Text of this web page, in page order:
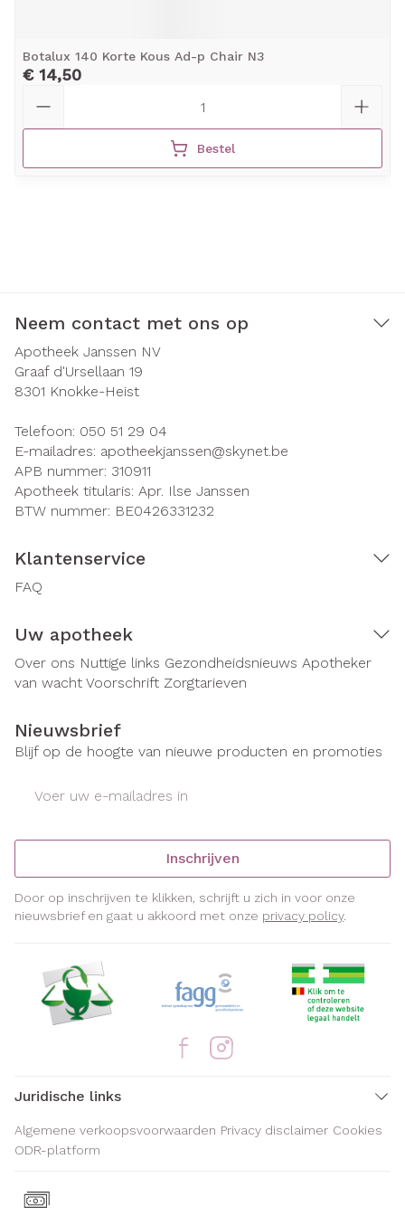
Botalux 140 Korte Kous Ad-p Chair N3
€ 14,50
Bestel
Neem contact met ons op
Apotheek Janssen NV
Graaf d'Ursellaan 19
8301 Knokke-Heist
Telefoon: 050 51 29 04
E-mailadres: apotheekjanssen@skynet.be
APB nummer: 310911
Apotheek titularis: Apr. Ilse Janssen
BTW nummer: BE0426331232
Klantenservice
FAQ
Uw apotheek
Over ons Nuttige links Gezondheidsnieuws Apotheker
van wacht Voorschrift Zorgtarieven
Nieuwsbrief
Blijf op de hoogte van nieuwe producten en promoties
Inschrijven
Door op inschrijven te klikken, schrijft u zich in voor onze
nieuwsbrief en gaat u akkoord met onze privacy policy.
Juridische links
Algemene verkoopsvoorwaarden Privacy disclaimer Cookies
ODR-platform